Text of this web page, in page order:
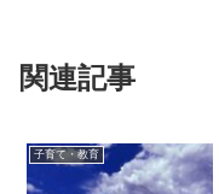
関連記事
子育て・教育